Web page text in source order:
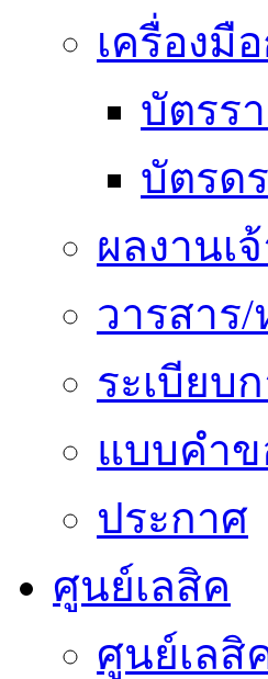
เครื่องมื
บัตรร
บัตรด
ผลงานเ
วารสาร
ระเบียบ
แบบคำ
ประกาศ
ศูนย์เลสิค
ศูนย์เลสิ